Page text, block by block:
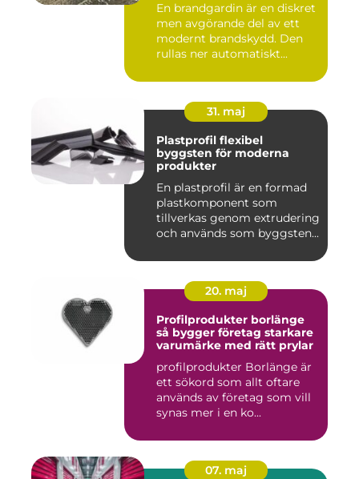
En brandgardin är en diskret
men avgörande del av ett
modernt brandskydd. Den
rullas ner automatiskt...
31. maj
Plastprofil flexibel
byggsten för moderna
produkter
En plastprofil är en formad
plastkomponent som
tillverkas genom extrudering
och används som byggsten...
20. maj
Profilprodukter borlänge
så bygger företag starkare
varumärke med rätt prylar
profilprodukter Borlänge är
ett sökord som allt oftare
används av företag som vill
synas mer i en ko...
07. maj